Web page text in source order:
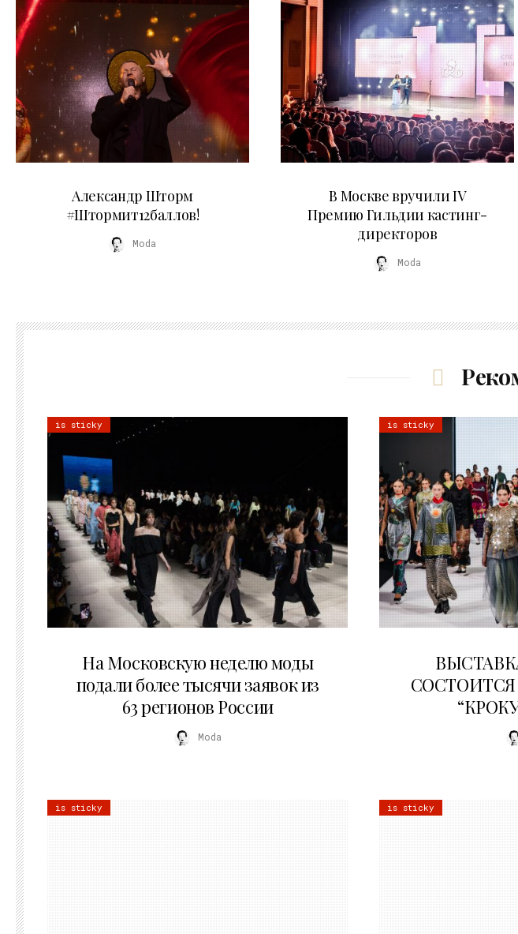
Александр Шторм
#Штормит12баллов!
Moda
В Москве вручили IV
Премию Гильдии кастинг-
директоров
Moda
is sticky
На Московскую неделю моды
подали более тысячи заявок из
63 регионов России
Moda
is sticky
СОСТОИТСЯ
is sticky is sticky